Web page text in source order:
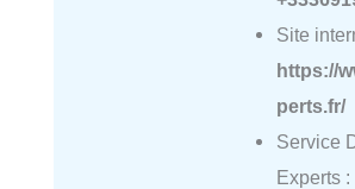
Site
https://
perts.fr/
Service
Experts :